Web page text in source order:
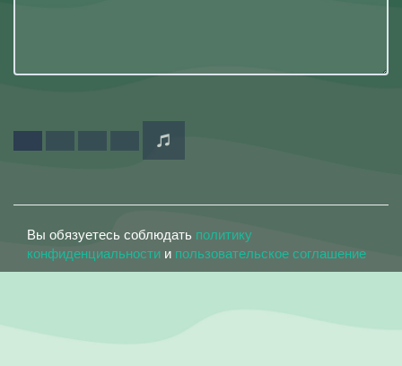
Вы обязуетесь соблюдать политику
конфиденциальности и пользовательское соглашение